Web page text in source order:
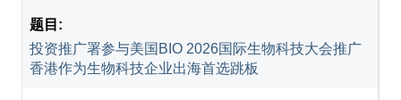
投资推广署参与美国BIO 2026国际生物科技大会推广
香港作为生物科技企业出海首选跳板